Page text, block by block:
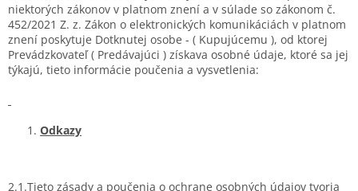
niektorých zákonov v platnom znení a v súlade so zákonom č.
452/2021 Z. z. Zákon o elektronických komunikáciách v platnom
znení poskytuje Dotknutej osobe - ( Kupujúcemu ), od ktorej
Prevádzkovateľ ( Predávajúci ) získava osobné údaje, ktoré sa jej
týkajú, tieto informácie poučenia a vysvetlenia:
Odkazy
2.1.Tieto zásady a poučenia o ochrane osobných údajov tvoria